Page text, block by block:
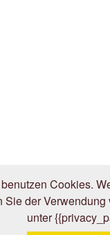
Cookies.
Sie der
unter